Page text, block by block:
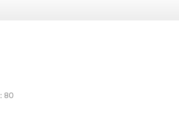
80